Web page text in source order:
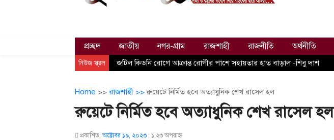
প্রচ্ছদ জাতীয় নগর-গ্রাম রাজশাহী রাজনীতি অর্থনীতি
নিউজ স্ক্রল জটিল কিডনি রোগে আক্রান্ত রোগীর পাশে সহায়তার হাত বাড়াল -শিবু দাশ
Home >>রাজশাহী >>রুয়েটে নির্মিত হবে অত্যাধুনিক শেখ রাসেল হল
রুয়েটে নির্মিত হবে অত্যাধুনিক শেখ রাসেল হল
প্রকাশিত:অক্টোবর ১৯, ২০২৩ ; ১:২৩ অপরাহ্ণ